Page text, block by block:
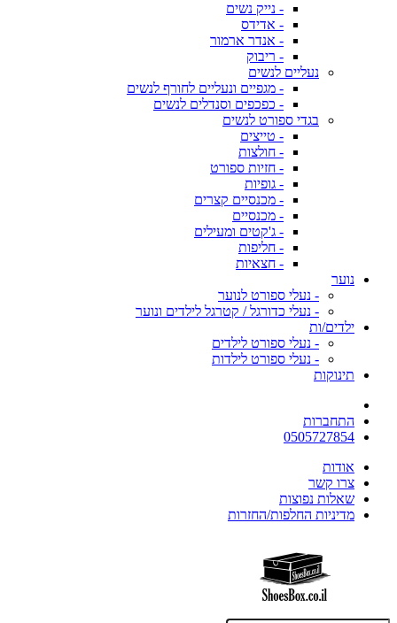
- נייק נשים
- אדידס
- אנדר ארמור
- ריבוק
נעליים לנשים
- מגפיים ונעליים לחורף לנשים
- כפכפים וסנדלים לנשים
בגדי ספורט לנשים
- טייצים
- חולצות
- חזיות ספורט
- גופיות
- מכנסיים קצרים
- מכנסיים
- ג'קטים ומעילים
- חליפות
- חצאיות
נוער
- נעלי ספורט לנוער
- נעלי כדורגל / קטרגל לילדים ונוער
ילדים/ות
- נעלי ספורט לילדים
- נעלי ספורט לילדות
תינוקות
התחברות
0505727854
אודות
צרו קשר
שאלות נפוצות
מדיניות החלפות/החזרות